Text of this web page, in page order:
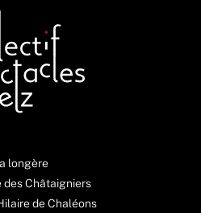
longère
des Châtaigniers
de Chaléons